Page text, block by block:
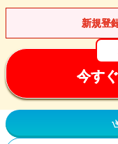
新規登
今す